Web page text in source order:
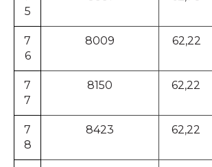
5
7
6
8009 62,22
7
7
8150 62,22
7
8
8423 62,22